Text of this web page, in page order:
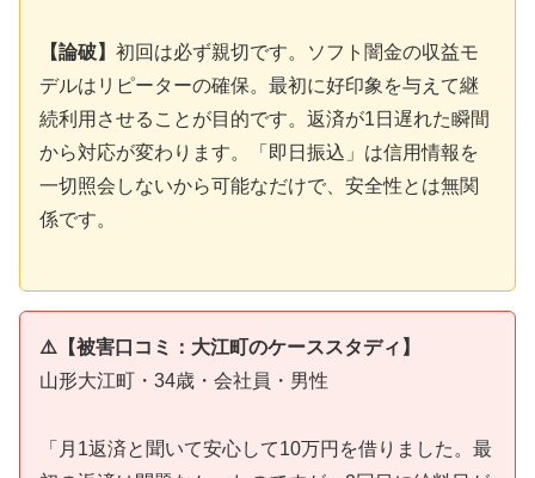
【論破】 初回は必ず親切です。ソフト闇金の収益モ
デルはリピーターの確保。最初に好印象を与えて継
続利用させることが目的です。返済が1日遅れた瞬間
から対応が変わります。「即日振込」は信用情報を
一切照会しないから可能なだけで、安全性とは無関
係です。
⚠️【被害口コミ：大江町のケーススタディ】
山形大江町・34歳・会社員・男性
「月1返済と聞いて安心して10万円を借りました。最